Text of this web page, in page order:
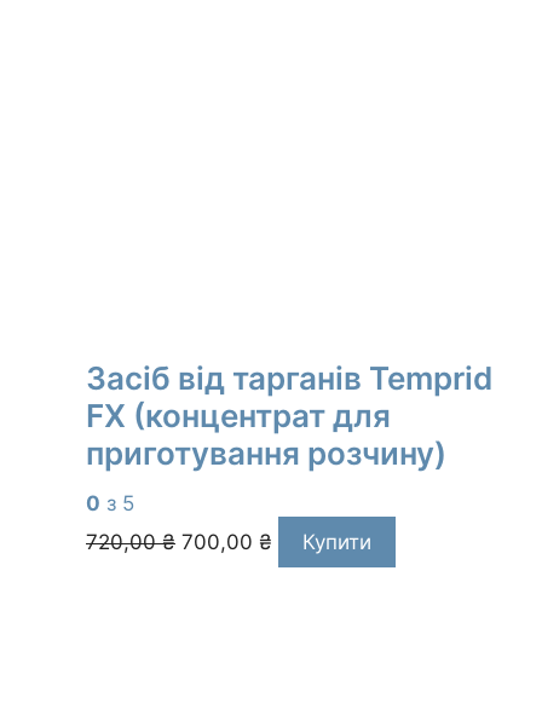
Засіб від тарганів Temprid
FX (концентрат для
приготування розчину)
0 з 5
720,00₴
Оригінальна
ціна:
700,00 ₴
Поточна
ціна:
Купити